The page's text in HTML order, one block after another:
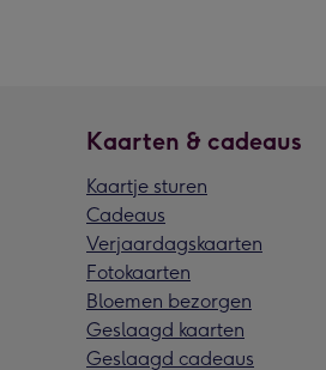
Kaarten & cadeaus
Kaartje sturen
Cadeaus
Verjaardagskaarten
Fotokaarten
Bloemen bezorgen
Geslaagd kaarten
Geslaagd cadeaus